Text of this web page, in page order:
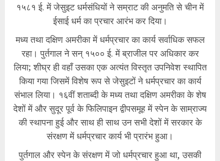
१५८१ ई. में जेसुइट धर्मसंधियों ने सम्राट की अनुमति से चीन में
ईसाई धर्म का प्रचार आरंभ कर दिया।
मध्य तथा दक्षिण अमरीका में धर्मप्रचार का कार्य सर्वाधिक सफल
रहा। पुर्तगाल ने सन् १५०० ई. में ब्राजील पर अधिकार कर
लिया; शीघ्र ही वहाँ उसका एक अत्यंत विस्तृत उपनिवेश स्थापित
किया गया जिसमें विशेष रूप से जेसुइटों ने धर्मप्रचार का कार्य
संभाल लिया। १६वीं शताब्दी के मध्य तथा दक्षिण अमरीका के शेष
देशों में और सुदूर पूर्व के फिलिपाइन द्वीपसमूह में स्पेन के साम्राज्य
की स्थापना हुई और साथ ही साथ उन सभी देशों में सरकार के
संरक्षण में धर्मप्रचार कार्य भी प्रारंभ हुआ।
पुर्तगाल और स्पेन के संरक्षण में जो धर्मप्रचार हुआ था, उसकी